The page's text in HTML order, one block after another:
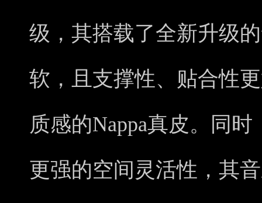
级，其搭载了全新升级
软，且支撑性、贴合性
质感的Nappa真皮。同
更强的空间灵活性，其